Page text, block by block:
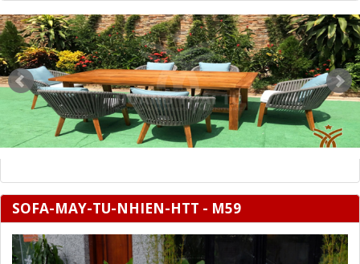
SOFA-MAY-TU-NHIEN-HTT - M59